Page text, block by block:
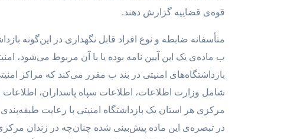
قوه‌ی قضاییه گزارش دهند.
متأسفانه ضابطه و نوع افراد قابل نگهداری در این‌گونه
ب ماده‌ی یک این آیین نامه بوده یا با آن مربوط می‌شود،
بازداشتگاه‌های امنیتی در بند ب مقرر می‌کند که مراکز
مرکزی هر استان یک بازداشتگاه امنیتی با رعایت
در تبصره‌ی این ماده پیش‌بینی شده چنان‌چه در زندان